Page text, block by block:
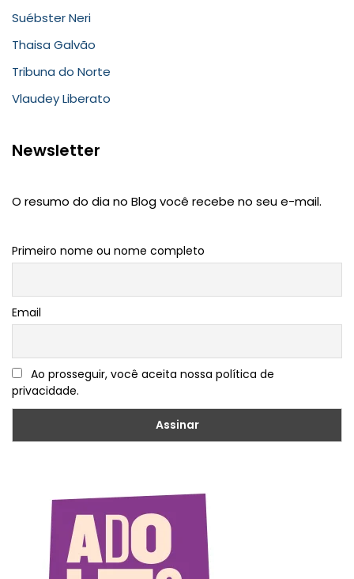
Suébster Neri
Thaisa Galvão
Tribuna do Norte
Vlaudey Liberato
Newsletter
O resumo do dia no Blog você recebe no seu e-mail.
Primeiro nome ou nome completo
Email
Ao prosseguir, você aceita nossa política de
privacidade.